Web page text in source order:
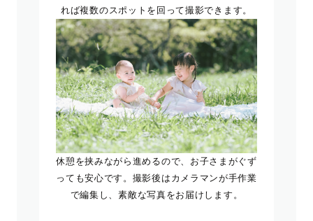
れば複数のスポットを回って撮影できます。
休憩を挟みながら進めるので、お子さまがぐず
っても安心です。撮影後はカメラマンが手作業
で編集し、素敵な写真をお届けします。